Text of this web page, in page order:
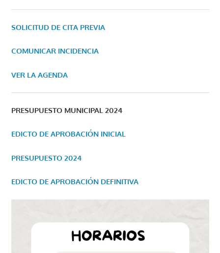
SOLICITUD DE CITA PREVIA
COMUNICAR INCIDENCIA
VER LA AGENDA
PRESUPUESTO MUNICIPAL 2024
EDICTO DE APROBACIÓN INICIAL
PRESUPUESTO 2024
EDICTO DE APROBACIÓN DEFINITIVA